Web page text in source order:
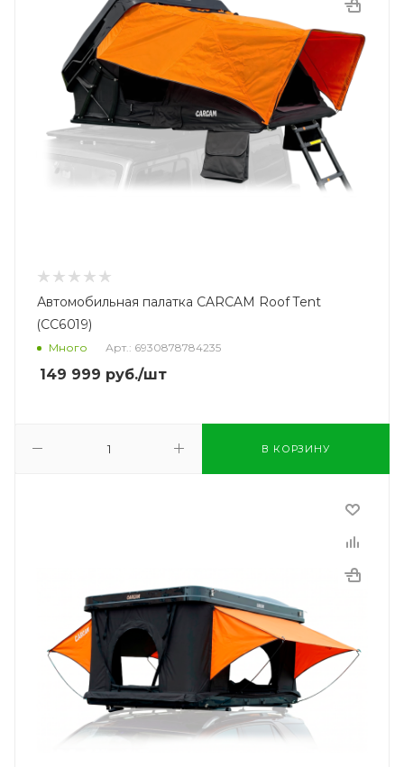
Автомобильная палатка CARCAM Roof Tent
(CC6019)
Много Арт.: 6930878784235
149 999 руб./шт
В КОРЗИНУ